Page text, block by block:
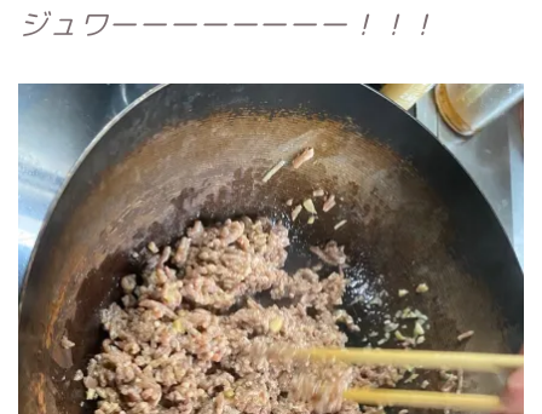
ジュワーーーーーーーー！！！